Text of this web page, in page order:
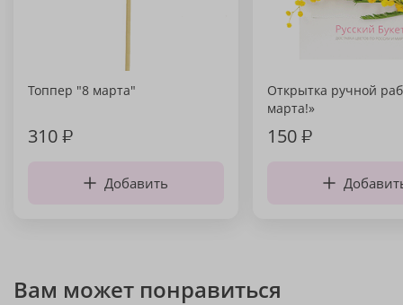
Топпер "8 марта"
310₽
Добавить
Открытка ручной
марта!»
150₽
Вам может понравиться